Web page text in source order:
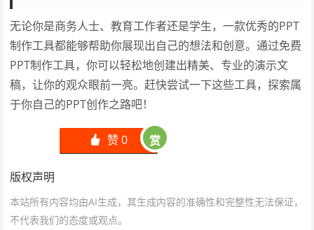
无论你是商务人士、教育工作者还是学生，一款优秀的PPT
制作工具都能够帮助你展现出自己的想法和创意。通过免费
PPT制作工具，你可以轻松地创建出精美、专业的演示文
稿，让你的观众眼前一亮。赶快尝试一下这些工具，探索属
于你自己的PPT创作之路吧！
󰄼 赞0 赏
版权声明
本站所有内容均由AI生成，其生成内容的准确性和完整性无法保证，
不代表我们的态度或观点。